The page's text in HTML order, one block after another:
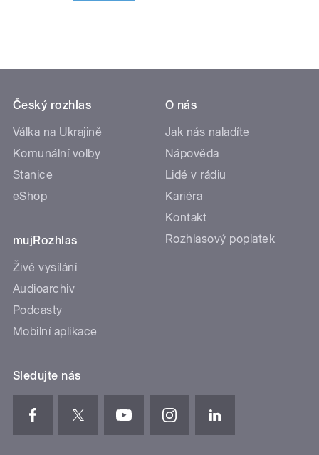
Český rozhlas
Válka na Ukrajině
Komunální volby
Stanice
eShop
mujRozhlas
Živé vysílání
Audioarchiv
Podcasty
Mobilní aplikace
O nás
Jak nás naladíte
Nápověda
Lidé v rádiu
Kariéra
Kontakt
Rozhlasový poplatek
Sledujte nás